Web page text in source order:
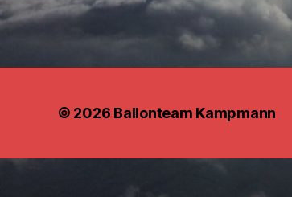
© 2026 Ballonteam Kampmann